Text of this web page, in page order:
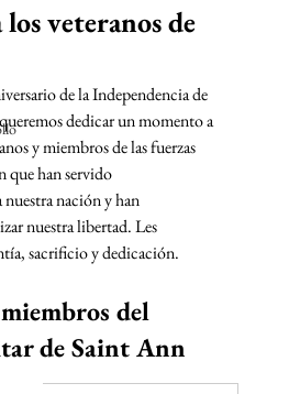
veteranos de
de la Independencia de
dedicar un momento a
y miembros de las fuerzas
que han servido
nuestra nación y han
nuestra libertad. Les
sacrificio y dedicación.
del
de Saint Ann